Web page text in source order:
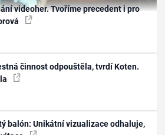
videoher. Tvoříme precedent i pro
činnost odpouštěla, tvrdí Koten.
balón: Unikátní vizualizace odhaluje,